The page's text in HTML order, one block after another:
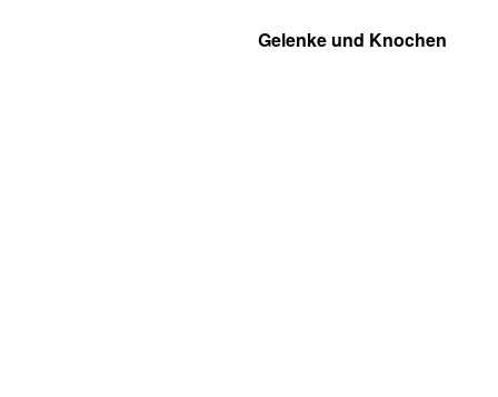
Gelenke und Knochen